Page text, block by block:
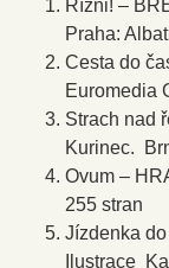
Řízni! –
Praha:
Cesta do
Euromedia
Strach nad
Kurinec.
Ovum –
255 stran
Jízdenka
Ilustrace